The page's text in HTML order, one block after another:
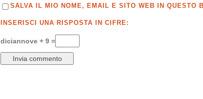
SALVA IL MIO NOME, EMAIL E SITO WEB IN QUESTO
INSERISCI UNA RISPOSTA IN CIFRE:
diciannove + 9 =